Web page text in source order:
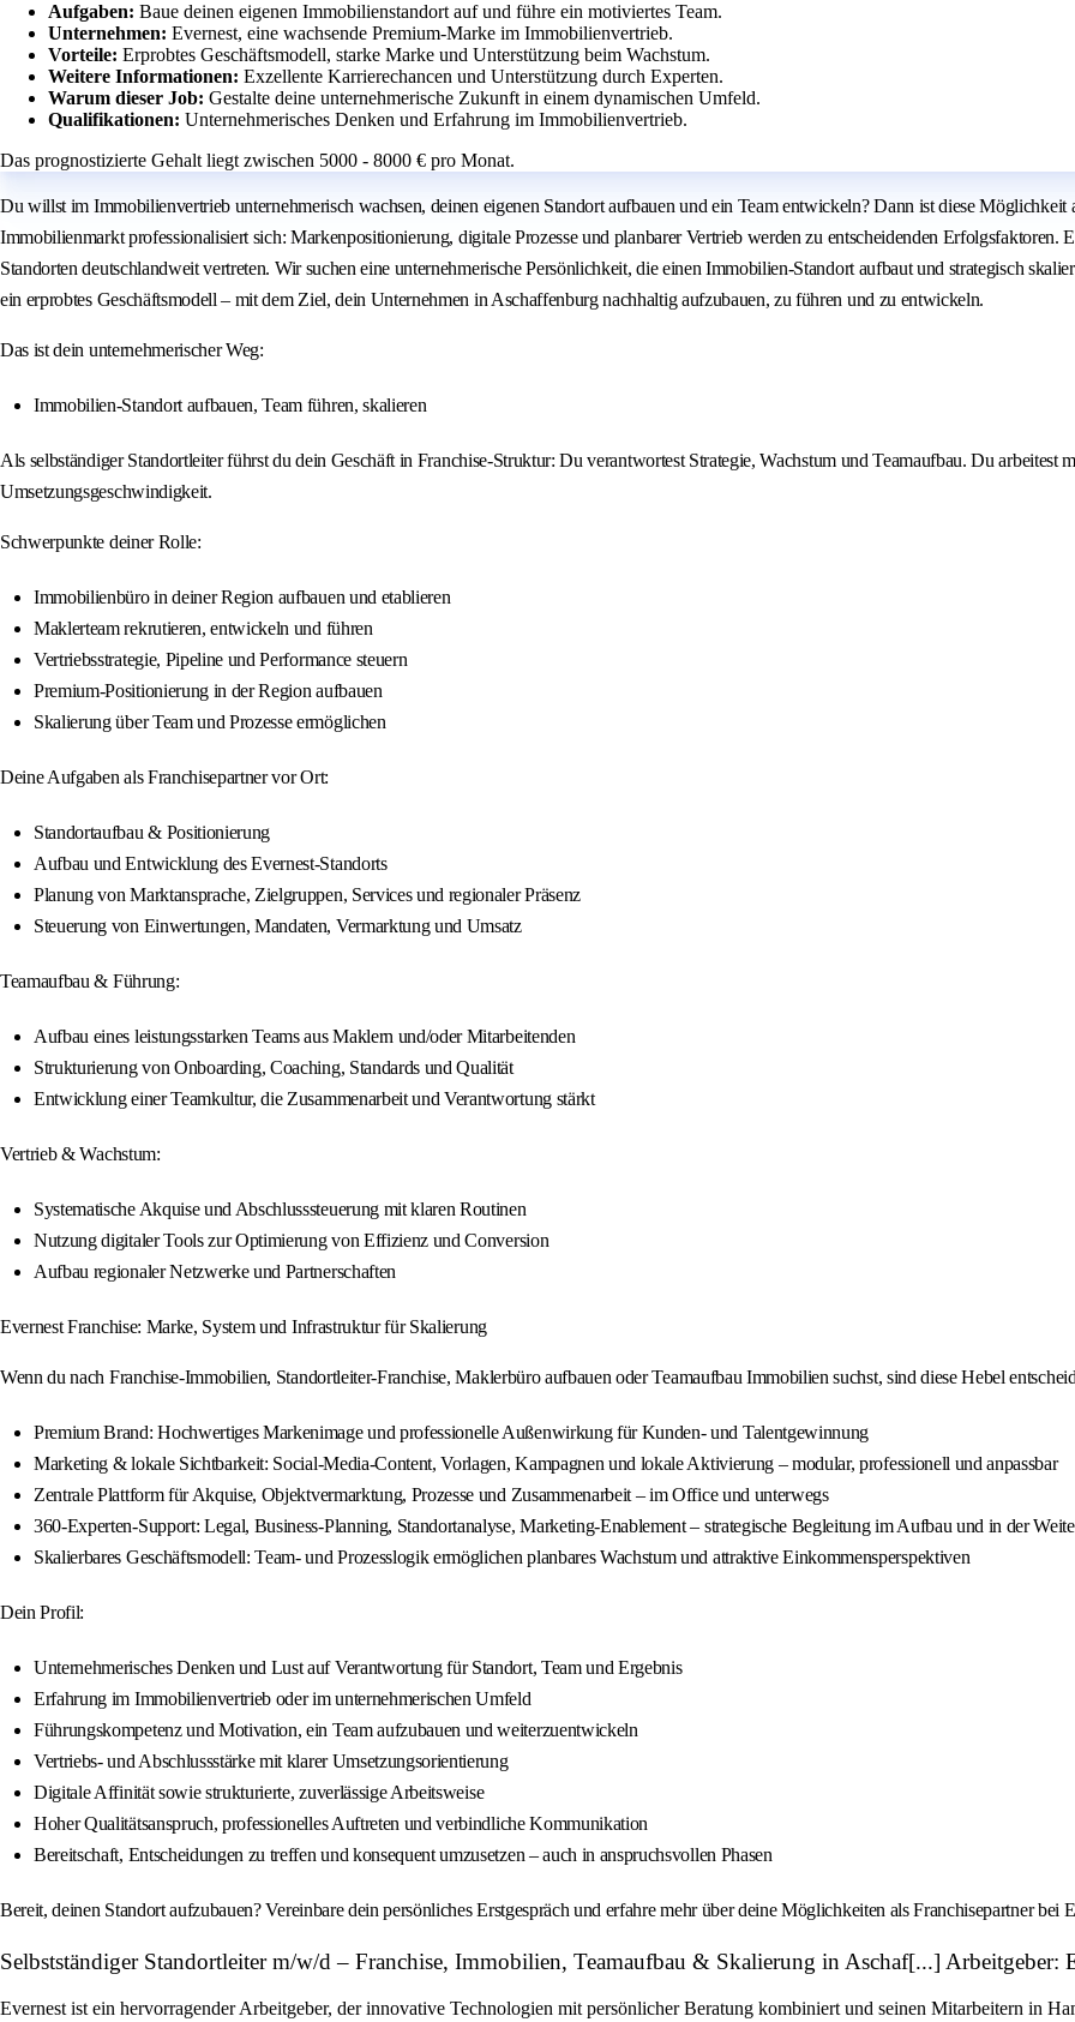
Aufgaben: Baue deinen eigenen Immobilienstandort auf und führe ein motiviertes Team.
Unternehmen: Evernest, eine wachsende Premium-Marke im Immobilienvertrieb.
Vorteile: Erprobtes Geschäftsmodell, starke Marke und Unterstützung beim Wachstum.
Weitere Informationen: Exzellente Karrierechancen und Unterstützung durch Experten.
Warum dieser Job: Gestalte deine unternehmerische Zukunft in einem dynamischen Umfeld.
Qualifikationen: Unternehmerisches Denken und Erfahrung im Immobilienvertrieb.
Das prognostizierte Gehalt liegt zwischen 5000 - 8000 € pro Monat.
Du willst im Immobilienvertrieb unternehmerisch wachsen, deinen eigenen Standort aufbauen und ein Team entwickeln? Dann ist diese
Immobilienmarkt professionalisiert sich: Markenpositionierung, digitale Prozesse und planbarer Vertrieb werden zu entscheidenden Erfolgsfaktoren.
Standorten deutschlandweit vertreten. Wir suchen eine unternehmerische Persönlichkeit, die einen Immobilien-Standort aufbaut und strategisch
ein erprobtes Geschäftsmodell – mit dem Ziel, dein Unternehmen in Aschaffenburg nachhaltig aufzubauen, zu führen und zu entwickeln.
Das ist dein unternehmerischer Weg:
Immobilien-Standort aufbauen, Team führen, skalieren
Als selbständiger Standortleiter führst du dein Geschäft in Franchise-Struktur: Du verantwortest Strategie, Wachstum und Teamaufbau. Du arbeitest
Umsetzungsgeschwindigkeit.
Schwerpunkte deiner Rolle:
Immobilienbüro in deiner Region aufbauen und etablieren
Maklerteam rekrutieren, entwickeln und führen
Vertriebsstrategie, Pipeline und Performance steuern
Premium-Positionierung in der Region aufbauen
Skalierung über Team und Prozesse ermöglichen
Deine Aufgaben als Franchisepartner vor Ort:
Standortaufbau & Positionierung
Aufbau und Entwicklung des Evernest-Standorts
Planung von Marktansprache, Zielgruppen, Services und regionaler Präsenz
Steuerung von Einwertungen, Mandaten, Vermarktung und Umsatz
Teamaufbau & Führung:
Aufbau eines leistungsstarken Teams aus Maklern und/oder Mitarbeitenden
Strukturierung von Onboarding, Coaching, Standards und Qualität
Entwicklung einer Teamkultur, die Zusammenarbeit und Verantwortung stärkt
Vertrieb & Wachstum:
Systematische Akquise und Abschlusssteuerung mit klaren Routinen
Nutzung digitaler Tools zur Optimierung von Effizienz und Conversion
Aufbau regionaler Netzwerke und Partnerschaften
Evernest Franchise: Marke, System und Infrastruktur für Skalierung
Wenn du nach Franchise-Immobilien, Standortleiter-Franchise, Maklerbüro aufbauen oder Teamaufbau Immobilien suchst, sind diese Hebel
Premium Brand: Hochwertiges Markenimage und professionelle Außenwirkung für Kunden- und Talentgewinnung
Marketing & lokale Sichtbarkeit: Social-Media-Content, Vorlagen, Kampagnen und lokale Aktivierung – modular, professionell und anpassbar
Zentrale Plattform für Akquise, Objektvermarktung, Prozesse und Zusammenarbeit – im Office und unterwegs
360-Experten-Support: Legal, Business-Planning, Standortanalyse, Marketing-Enablement – strategische Begleitung im Aufbau und in der
Skalierbares Geschäftsmodell: Team- und Prozesslogik ermöglichen planbares Wachstum und attraktive Einkommensperspektiven
Dein Profil:
Unternehmerisches Denken und Lust auf Verantwortung für Standort, Team und Ergebnis
Erfahrung im Immobilienvertrieb oder im unternehmerischen Umfeld
Führungskompetenz und Motivation, ein Team aufzubauen und weiterzuentwickeln
Vertriebs- und Abschlussstärke mit klarer Umsetzungsorientierung
Digitale Affinität sowie strukturierte, zuverlässige Arbeitsweise
Hoher Qualitätsanspruch, professionelles Auftreten und verbindliche Kommunikation
Bereitschaft, Entscheidungen zu treffen und konsequent umzusetzen – auch in anspruchsvollen Phasen
Bereit, deinen Standort aufzubauen? Vereinbare dein persönliches Erstgespräch und erfahre mehr über deine Möglichkeiten als Franchisepartner bei
Selbstständiger Standortleiter m/w/d – Franchise, Immobilien, Teamaufbau & Skalierung in Aschaf[...] Arbeitgeber:
Evernest ist ein hervorragender Arbeitgeber, der innovative Technologien mit persönlicher Beratung kombiniert und seinen Mitarbeitern in